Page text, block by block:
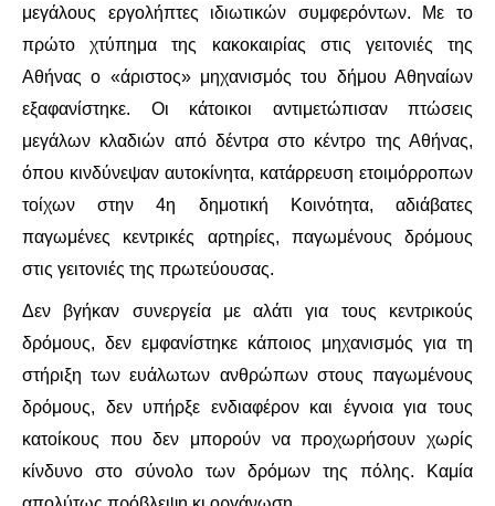
ΔΥΤΙΚΉ ΕΥΡΏΠΗ
ΜΈΣΗ ΑΝΑΤΟΛΉ / ΒΌΡΕΙΑ ΑΦΡΙΚΉ
ΒΌΡΕΙΑ ΑΜΕΡΙΚΉ
ΛΑΤΙΝΙΚΉ ΑΜΕΡΙΚΉ
ΑΣΊΑ / ΩΚΕΑΝΊΑ
ΑΦΡΙΚΉ
ΕΡΓΑΤΙΚΌ ΚΊΝΗΜΑ
ΚΙΝΗΤΟΠΟΙΉΣΕΙΣ
ΕΙΔΉΣΕΙΣ
μεγάλους εργολήπτες ιδιωτικών συμφερόντων. Με το
πρώτο χτύπημα της κακοκαιρίας στις γειτονιές της
Αθήνας ο «άριστος» μηχανισμός του δήμου Αθηναίων
εξαφανίστηκε. Οι κάτοικοι αντιμετώπισαν πτώσεις
μεγάλων κλαδιών από δέντρα στο κέντρο της Αθήνας,
όπου κινδύνεψαν αυτοκίνητα, κατάρρευση ετοιμόρροπων
τοίχων στην 4η δημοτική Κοινότητα, αδιάβατες
παγωμένες κεντρικές αρτηρίες, παγωμένους δρόμους
στις γειτονιές της πρωτεύουσας.
Δεν βγήκαν συνεργεία με αλάτι για τους κεντρικούς
δρόμους, δεν εμφανίστηκε κάποιος μηχανισμός για τη
στήριξη των ευάλωτων ανθρώπων στους παγωμένους
δρόμους, δεν υπήρξε ενδιαφέρον και έγνοια για τους
κατοίκους που δεν μπορούν να προχωρήσουν χωρίς
κίνδυνο στο σύνολο των δρόμων της πόλης. Καμία